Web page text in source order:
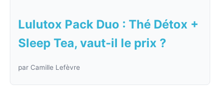
Lulutox Pack Duo : Thé Détox +
Sleep Tea, vaut-il le prix ?
par Camille Lefèvre